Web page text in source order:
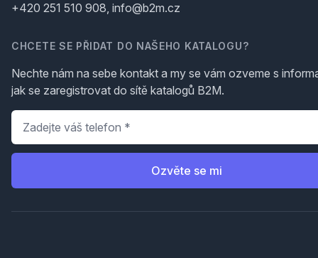
+420 251 510 908, info@b2m.cz
CHCETE SE PŘIDAT DO NAŠEHO KATALOGU?
Nechte nám na sebe kontakt a my se vám ozveme s
jak se zaregistrovat do sítě katalogů B2M.
Telefon
Ozvěte se mi